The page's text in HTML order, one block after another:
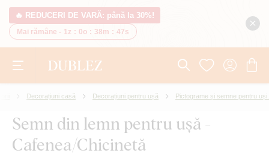
🔥 REDUCERI DE VARĂ: până la 30%!
Mai rămâne - 1z : 0o : 38m : 46s
Decorațiuni casă Decorațiuni pentru ușă Pictograme și semne pentru uși.
Semn din lemn pentru ușă -
Cafenea/Chicinetă